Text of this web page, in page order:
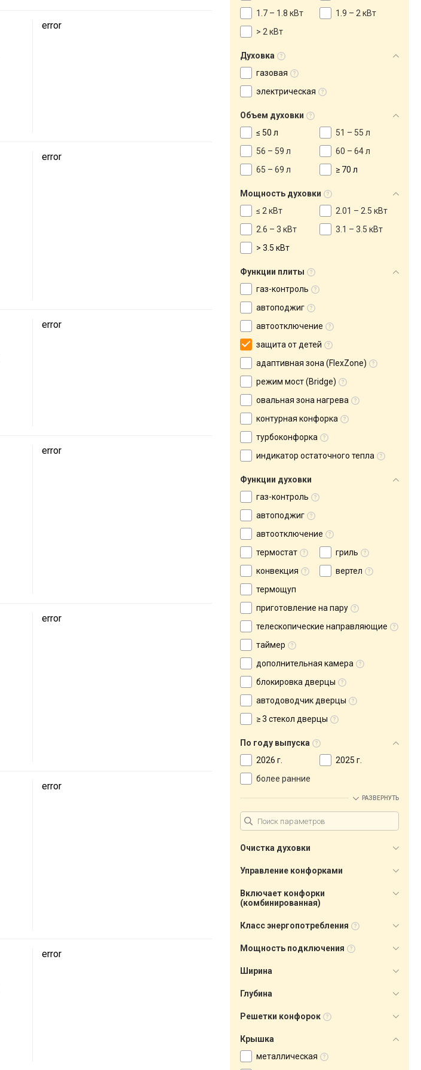
error
error
error
error
error
error
error
1.7 – 1.8 кВт
1.9 – 2 кВт
> 2 кВт
Духовка
газовая
электрическая
Объем духовки
≤ 50 л
51 – 55 л
56 – 59 л
60 – 64 л
65 – 69 л
≥ 70 л
Мощность духовки
≤ 2 кВт
2.01 – 2.5 кВт
2.6 – 3 кВт
3.1 – 3.5 кВт
> 3.5 кВт
Функции плиты
газ-контроль
автоподжиг
автоотключение
защита от детей
адаптивная зона (FlexZone)
режим мост (Bridge)
овальная зона нагрева
контурная конфорка
турбоконфорка
индикатор остаточного тепла
Функции духовки
газ-контроль
автоподжиг
автоотключение
термостат
гриль
конвекция
вертел
термощуп
приготовление на пару
телескопические направляющие
таймер
дополнительная камера
блокировка дверцы
автодоводчик дверцы
≥ 3 стекол дверцы
По году выпуска
2026 г.
2025 г.
более ранние
РАЗВЕРНУТЬ
Очистка духовки
Управление конфорками
Включает конфорки
(комбинированная)
Класс энергопотребления
Мощность подключения
Ширина
Глубина
Решетки конфорок
Крышка
металлическая